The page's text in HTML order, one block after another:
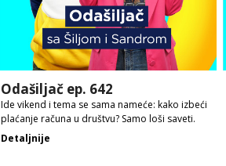
Odašiljač ep. 642
Ide vikend i tema se sama nameće: kako izbeći
plaćanje računa u društvu? Samo loši saveti.
Detaljnije